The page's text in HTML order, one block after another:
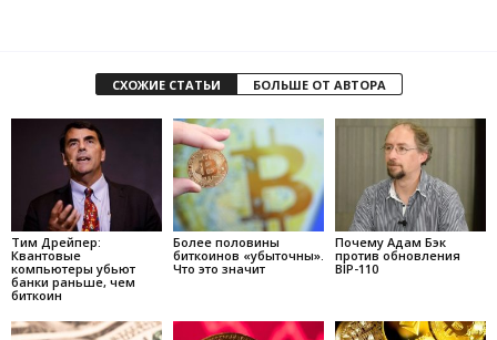
СХОЖИЕ СТАТЬИ БОЛЬШЕ ОТ АВТОРА
Тим Дрейпер:
Квантовые
компьютеры убьют
банки раньше, чем
биткоин
Более половины
биткоинов «убыточны».
Что это значит
Почему Адам Бэк
против обновления
BIP-110